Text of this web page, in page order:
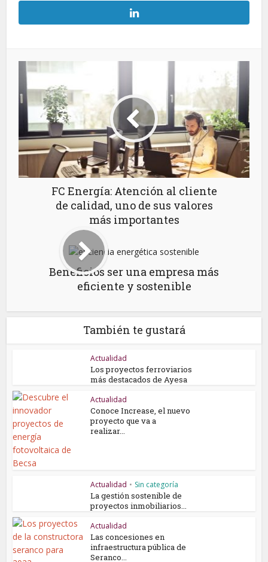
FC Energía: Atención al cliente
de calidad, uno de sus valores
más importantes
Beneficios ser una empresa más
eficiente y sostenible
También te gustará
Actualidad
Los proyectos ferroviarios
más destacados de Ayesa
Actualidad
Conoce Increase, el nuevo
proyecto que va a
realizar...
Actualidad • Sin categoría
La gestión sostenible de
proyectos inmobiliarios...
Actualidad
Las concesiones en
infraestructura pública de
Seranco...